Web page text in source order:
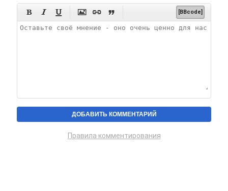
      [BBcode]
Правила комментирования